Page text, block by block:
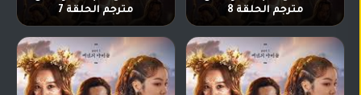
مترجم الحلقة 8
مترجم الحلقة 7